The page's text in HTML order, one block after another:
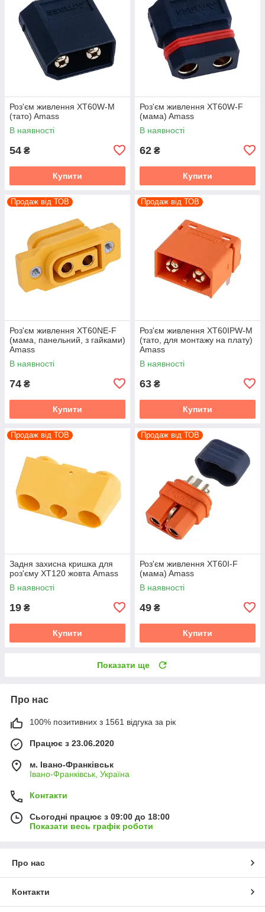
Роз'єм живлення XT60W-M
(тато) Amass
В наявності
54 ₴
Купити
Роз'єм живлення XT60W-F
(мама) Amass
В наявності
62 ₴
Купити
Продаж від ТОВ
Роз'єм живлення XT60NE-F
(мама, панельний, з гайками)
Amass
В наявності
74 ₴
Купити
Продаж від ТОВ
Роз'єм живлення XT60IPW-M
(тато, для монтажу на плату)
Amass
В наявності
63 ₴
Купити
Продаж від ТОВ
Задня захисна кришка для
роз'єму XT120 жовта Amass
В наявності
19 ₴
Купити
Продаж від ТОВ
Роз'єм живлення XT60I-F
(мама) Amass
В наявності
49 ₴
Купити
Показати ще
Про нас
100% позитивних з 1561 відгука за рік
Працює з 23.06.2020
м. Івано-Франківськ
Івано-Франківськ, Україна
Контакти
Сьогодні працює з 09:00 до 18:00
Показати весь графік роботи
Про нас
Контакти